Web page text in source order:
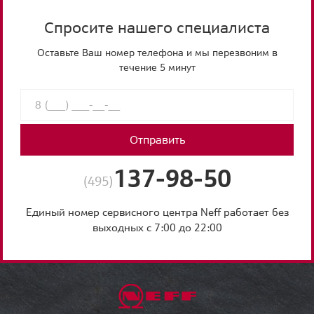
Спросите нашего специалиста
Оставьте Ваш номер телефона и мы перезвоним в
течение 5 минут
Отправить
(495) 137-98-50
Единый номер сервисного центра Neff работает без
выходных с 7:00 до 22:00